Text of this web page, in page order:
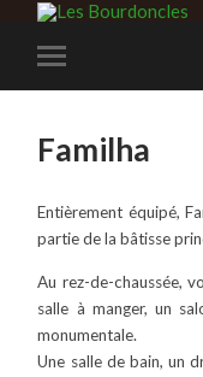
Familha
Entièrement équipé,
partie de la bâtisse
Au rez-de-chaussée,
salle à manger, un
monumentale.
Une salle de bain, un